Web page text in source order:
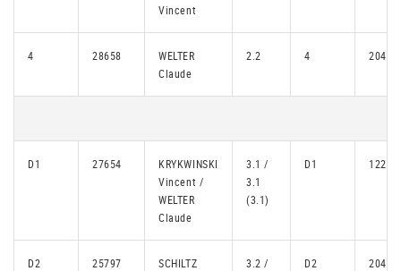
Vincent
4 28658
WELTER
Claude
2.2 4 20450
D1 27654
KRYKWINSKI
Vincent /
WELTER
Claude
3.1 /
3.1
(3.1)
D1 12228
D2 25797
SCHILTZ
3.2 /
D2 20450